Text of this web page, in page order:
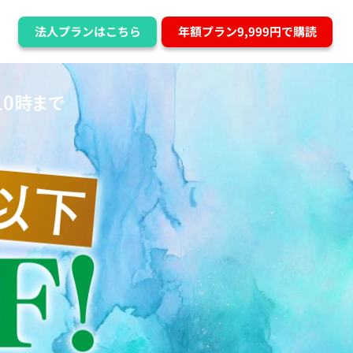
法人プランはこちら 年額プラン9,999円で購読